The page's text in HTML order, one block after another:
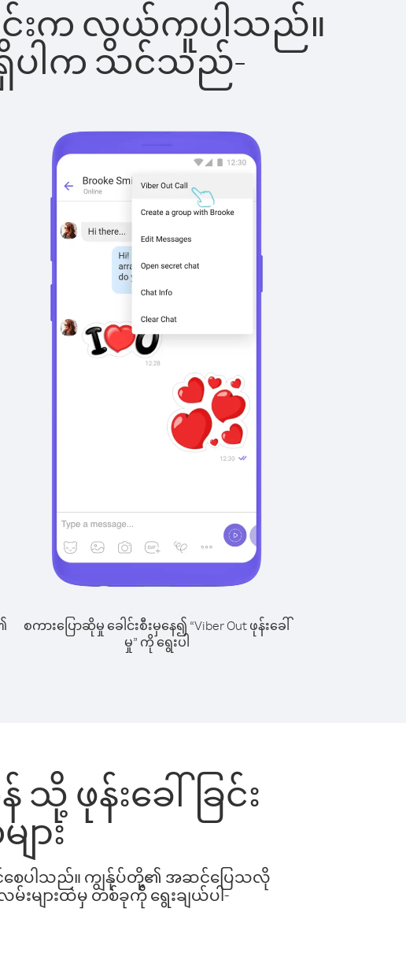
ြင်းက လွယ်ကူပါသည်။
ရှိပါက သင်သည်-
စကားပြောဆိုမှု ခေါင်းစီးမှနေ၍ “Viber Out ဖုန်းခေါ်
မှု” ကို ရွေးပါ
ဖုန်းခေါ်ခြင်း
ား
နိုင်စေပါသည်။ ကျွန်ုပ်တို့၏ အဆင်ပြေသလို
းများထဲမှ တစ်ခုကို ရွေးချယ်ပါ-